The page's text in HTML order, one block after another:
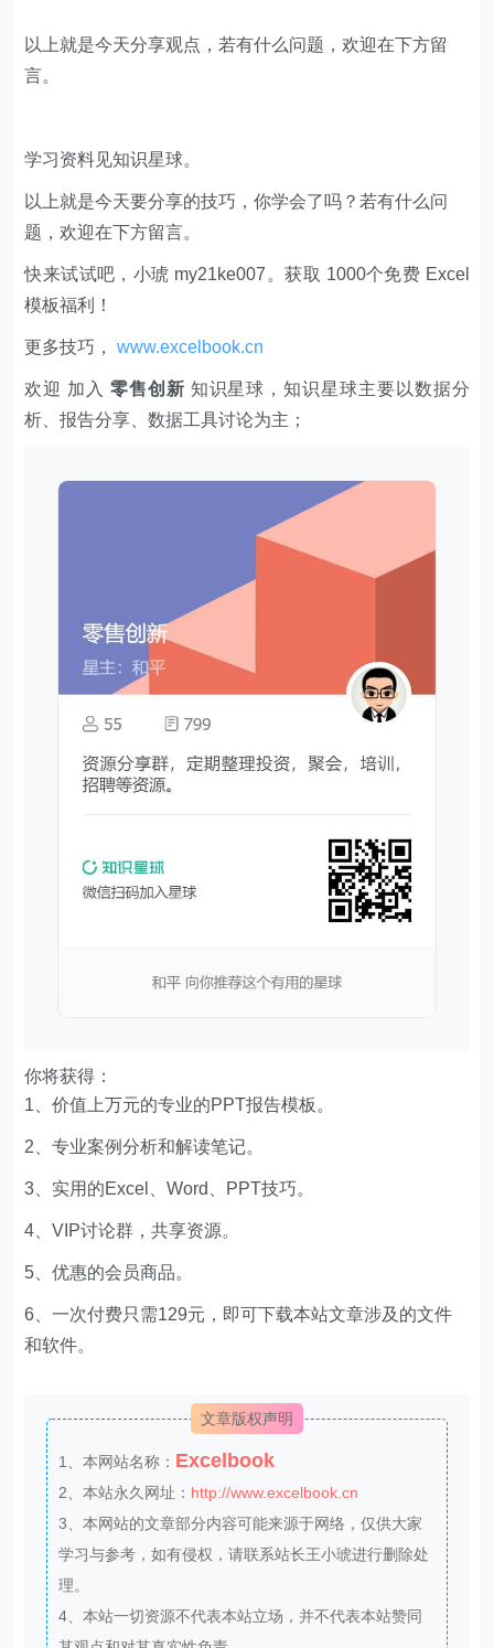
​​以上就是今天分享观点，若有什么问题，欢迎在下方留
言。
学习资料见知识星球。
以上就是今天要分享的技巧，你学会了吗？若有什么问
题，欢迎在下方留言。
快来试试吧，小琥 my21ke007。获取 1000个免费 Excel
模板福利​​​​！
更多技巧，www.excelbook.cn
欢迎 加入 零售创新 知识星球，知识星球主要以数据分
析、报告分享、数据工具讨论为主；
你将获得：
1、价值上万元的专业的PPT报告模板。
2、专业案例分析和解读笔记。
3、实用的Excel、Word、PPT技巧。
4、VIP讨论群，共享资源。
5、优惠的会员商品。
6、一次付费只需129元，即可下载本站文章涉及的文件
和软件。
文章版权声明
1、本网站名称： Excelbook
2、本站永久网址： http://www.excelbook.cn
3、本网站的文章部分内容可能来源于网络，仅供大家
学习与参考，如有侵权，请联系站长王小琥进行删除处
理。
4、本站一切资源不代表本站立场，并不代表本站赞同